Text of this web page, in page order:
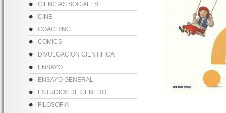
CIENCIAS SOCIALES
CINE
COACHING
COMICS
DIVULGACION CIENTIFICA
ENSAYO
ENSAYO GENERAL
ESTUDIOS DE GENERO
FILOSOFIA